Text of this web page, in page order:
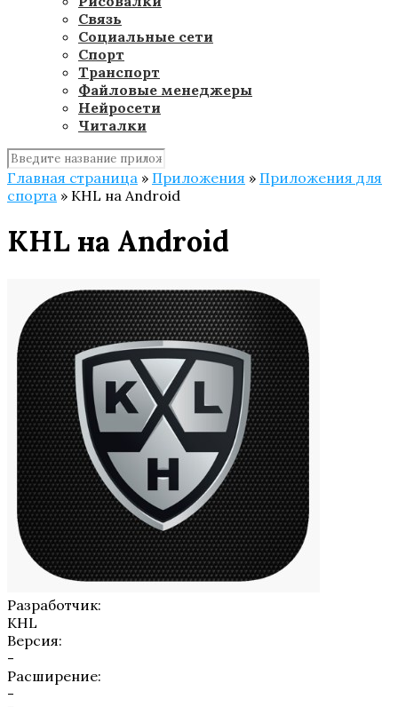
Связь
Социальные сети
Спорт
Транспорт
Файловые менеджеры
Нейросети
Читалки
Главная страница » Приложения » Приложения для
спорта » KHL на Android
KHL на Android
Разработчик:
KHL
Версия:
-
Расширение:
-